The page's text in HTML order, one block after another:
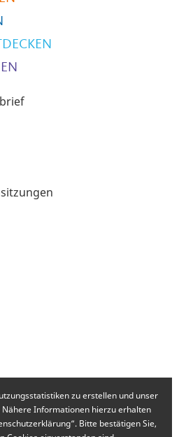
zu erstellen und unser
Informationen hierzu erhalten
Bitte bestätigen Sie,